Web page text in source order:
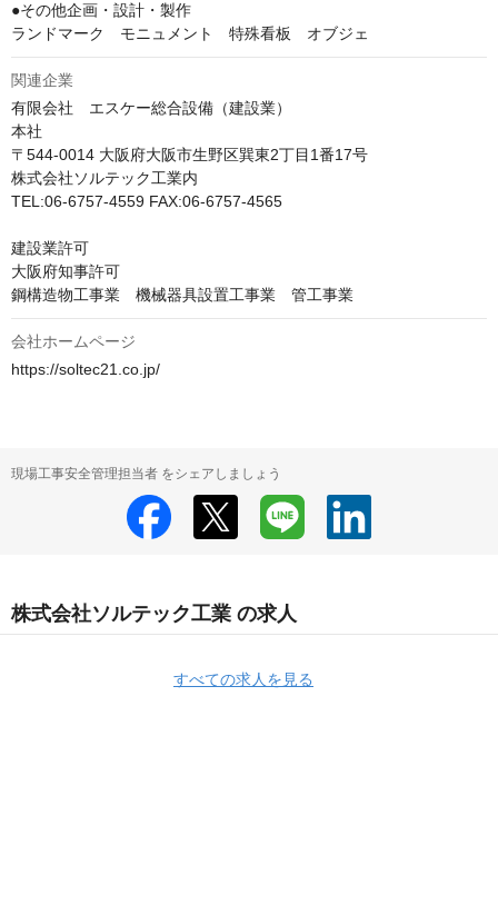
●その他企画・設計・製作
ランドマーク　モニュメント　特殊看板　オブジェ
関連企業
有限会社　エスケー総合設備（建設業）
本社
〒544-0014 大阪府大阪市生野区巽東2丁目1番17号
株式会社ソルテック工業内
TEL:06-6757-4559 FAX:06-6757-4565
建設業許可
大阪府知事許可
鋼構造物工事業　機械器具設置工事業　管工事業
会社ホームページ
https://soltec21.co.jp/
現場工事安全管理担当者 をシェアしましょう
株式会社ソルテック工業 の求人
すべての求人を見る